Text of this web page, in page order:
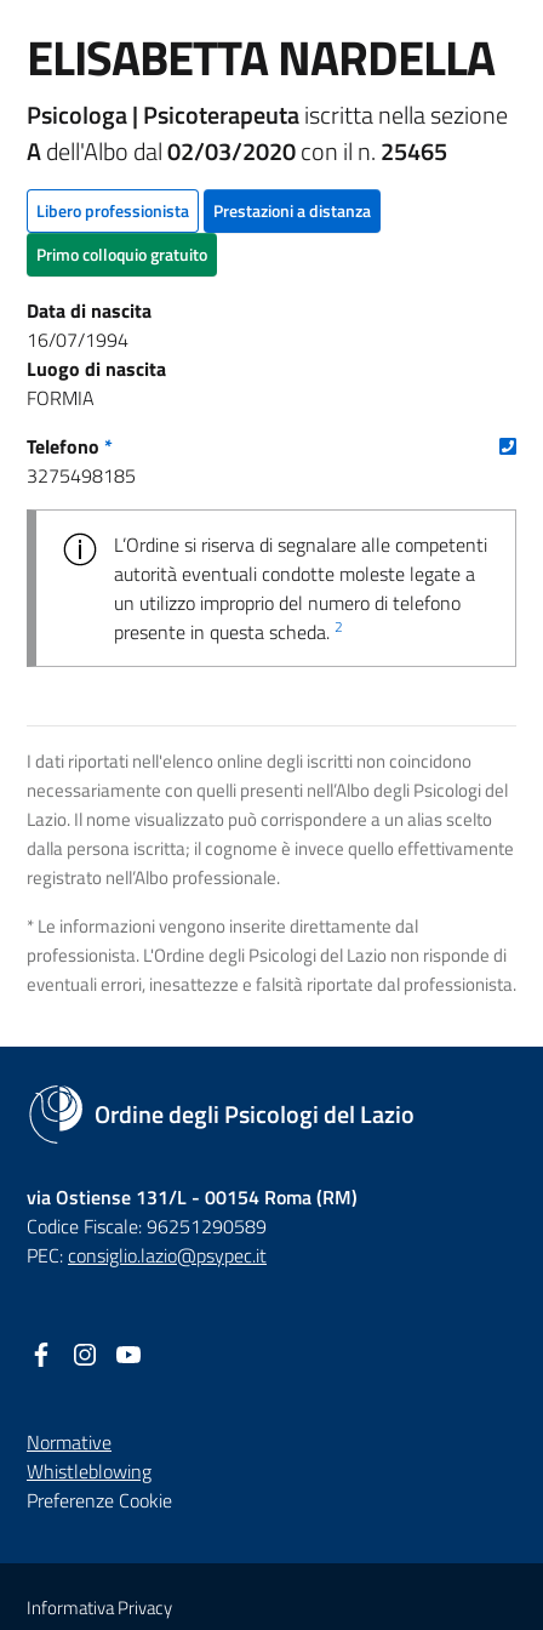
ELISABETTA NARDELLA
Psicologa | Psicoterapeutaiscritta nella sezione
Adell'Albo dal02/03/2020con il n.25465
Libero professionista
Prestazioni a distanza
Primo colloquio gratuito
Data di nascita
16/07/1994
Luogo di nascita
FORMIA
Telefono *
3275498185
L’Ordine si riserva di segnalare alle competenti
autorità eventuali condotte moleste legate a
un utilizzo improprio del numero di telefono
presente in questa scheda. 2
I dati riportati nell'elenco online degli iscritti non coincidono
necessariamente con quelli presenti nell’Albo degli Psicologi del
Lazio. Il nome visualizzato può corrispondere a un alias scelto
dalla persona iscritta; il cognome è invece quello effettivamente
registrato nell’Albo professionale.
* Le informazioni vengono inserite direttamente dal
professionista. L'Ordine degli Psicologi del Lazio non risponde di
eventuali errori, inesattezze e falsità riportate dal professionista.
Ordine degli Psicologi del Lazio
via Ostiense 131/L - 00154 Roma (RM)
Codice Fiscale: 96251290589
PEC:consiglio.lazio@psypec.it
Facebook
(nuova scheda - new tab)
Instagram
(nuova scheda - new tab)
Normative
Whistleblowing(nuova scheda - new tab)
Preferenze Cookie
Sezione Link Utili
Informativa Privacy